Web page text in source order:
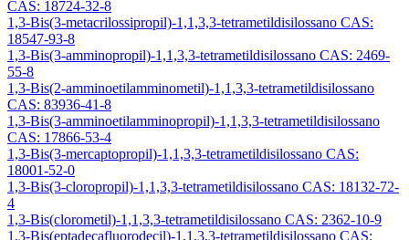
CAS: 18724-32-8
1,3-Bis(3-metacrilossipropil)-1,1,3,3-tetrametildisilossano CAS:
18547-93-8
1,3-Bis(3-amminopropil)-1,1,3,3-tetrametildisilossano CAS: 2469-
55-8
1,3-Bis(2-amminoetilamminometil)-1,1,3,3-tetrametildisilossano
CAS: 83936-41-8
1,3-Bis(3-amminoetilamminopropil)-1,1,3,3-tetrametildisilossano
CAS: 17866-53-4
1,3-Bis(3-mercaptopropil)-1,1,3,3-tetrametildisilossano CAS:
18001-52-0
1,3-Bis(3-cloropropil)-1,1,3,3-tetrametildisilossano CAS: 18132-72-
4
1,3-Bis(clorometil)-1,1,3,3-tetrametildisilossano CAS: 2362-10-9
1,3-Bis(eptadecafluorodecil)-1,1,3,3-tetrametildisilossano CAS: